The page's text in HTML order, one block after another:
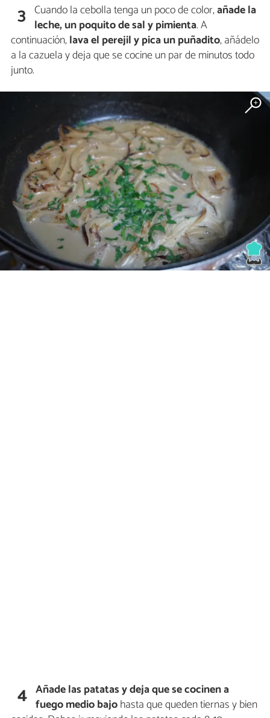
3 Cuando la cebolla tenga un poco de color,añade la
leche, un poquito de sal y pimienta. A
continuación,lava el perejil y pica un puñadito, añádelo
a la cazuela y deja que se cocine un par de minutos todo
junto.
4 Añade las patatas y deja que se cocinen a
fuego medio bajohasta que queden tiernas y bien